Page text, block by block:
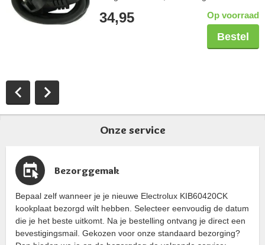
34,95 Op voorraad
Bestel
Onze service
Bezorggemak
Bepaal zelf wanneer je je nieuwe Electrolux KIB60420CK
kookplaat bezorgd wilt hebben. Selecteer eenvoudig de datum
die je het beste uitkomt. Na je bestelling ontvang je direct een
bevestigingsmail. Gekozen voor onze standaard bezorging?